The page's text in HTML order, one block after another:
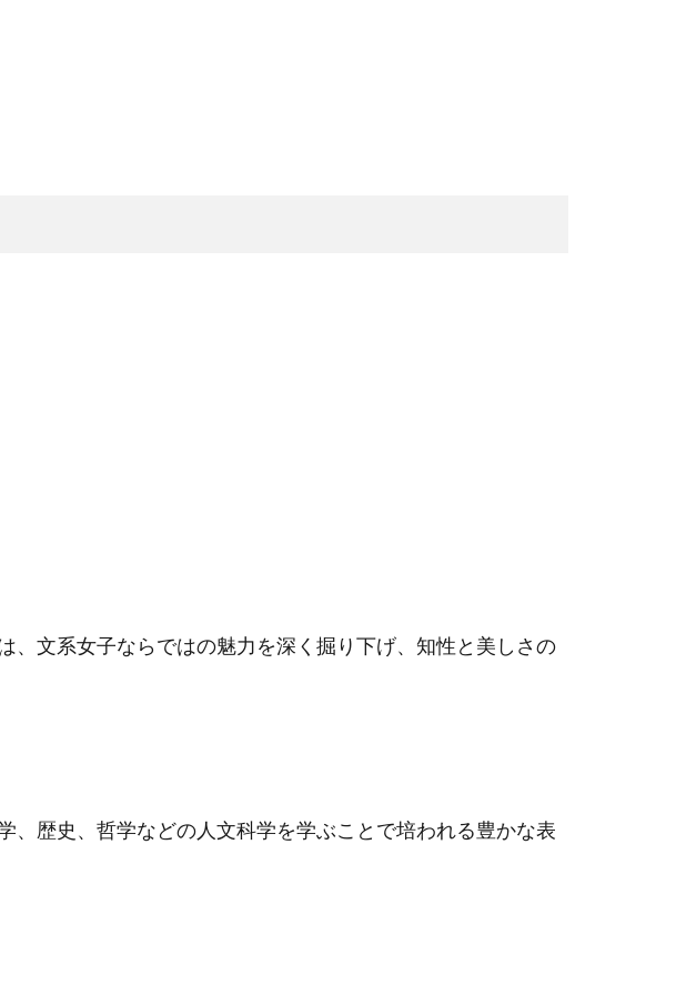
、文系女子ならではの魅力を深く掘り下げ、知性と美しさの
歴史、哲学などの人文科学を学ぶことで培われる豊かな表